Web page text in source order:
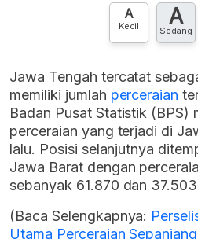
Hubungi sekarang »
A
Kecil A
Sedang
Jawa Tengah tercatat
memiliki jumlah perceraian
Badan Pusat Statistik (BPS)
perceraian yang terjadi di
lalu. Posisi selanjutnya
Jawa Barat dengan
sebanyak 61.870 dan
(Baca Selengkapnya:
Utama Perceraian